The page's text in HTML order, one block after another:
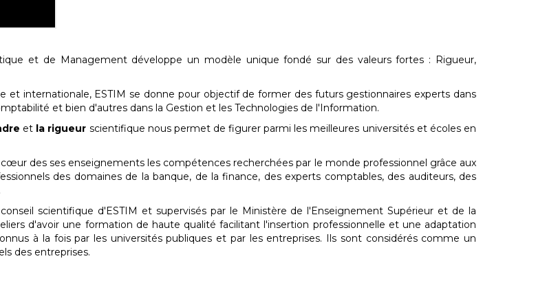
et de Management développe un modèle unique fondé sur des valeurs fortes : Rigueur,
internationale, ESTIM se donne pour objectif de former des futurs gestionnaires experts dans
et bien d'autres dans la Gestion et les Technologies de l'Information.
et la rigueur scientifique nous permet de figurer parmi les meilleures universités et écoles en
des ses enseignements les compétences recherchées par le monde professionnel grâce aux
des domaines de la banque, de la finance, des experts comptables, des auditeurs, des
scientifique d'ESTIM et supervisés par le Ministère de l'Enseignement Supérieur et de la
d'avoir une formation de haute qualité facilitant l'insertion professionnelle et une adaptation
à la fois par les universités publiques et par les entreprises. Ils sont considérés comme un
des entreprises.